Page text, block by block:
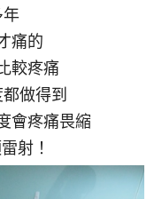
痛的
較疼痛
做得到
會疼痛畏縮
射！